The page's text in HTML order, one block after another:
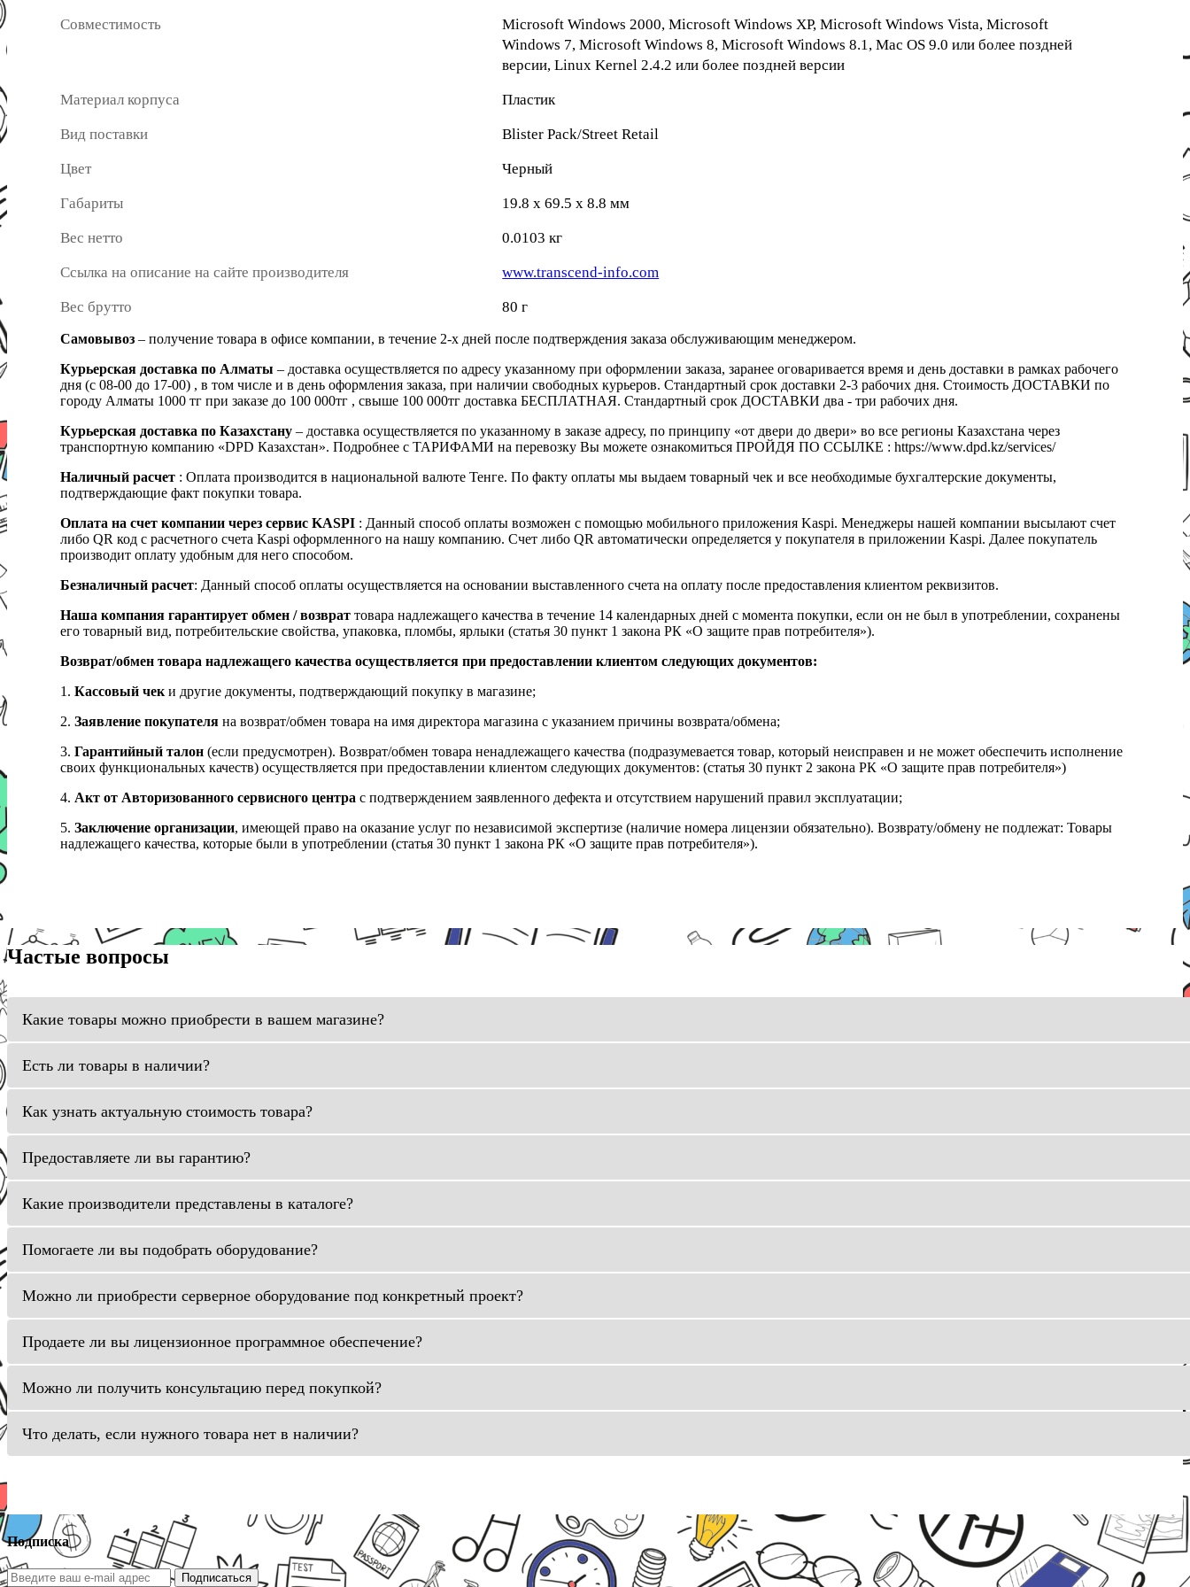
Совместимость
Microsoft Windows 2000, Microsoft Windows XP, Microsoft Windows Vista, Microsoft
Windows 7, Microsoft Windows 8, Microsoft Windows 8.1, Mac OS 9.0 или более поздней
версии, Linux Kernel 2.4.2 или более поздней версии
Материал корпуса Пластик
Вид поставки Blister Pack/Street Retail
Цвет Черный
Габариты 19.8 x 69.5 x 8.8 мм
Вес нетто 0.0103 кг
Ссылка на описание на сайте производителя www.transcend-info.com
Вес брутто 80 г
Самовывоз – получение товара в офисе компании, в течение 2-х дней после подтверждения заказа обслуживающим менеджером.
Курьерская доставка по Алматы – доставка осуществляется по адресу указанному при оформлении заказа, заранее оговаривается время и день доставки в рамках рабочего
дня (с 08-00 до 17-00) , в том числе и в день оформления заказа, при наличии свободных курьеров. Стандартный срок доставки 2-3 рабочих дня. Стоимость ДОСТАВКИ по
городу Алматы 1000 тг при заказе до 100 000тг , свыше 100 000тг доставка БЕСПЛАТНАЯ. Стандартный срок ДОСТАВКИ два - три рабочих дня.
Курьерская доставка по Казахстану – доставка осуществляется по указанному в заказе адресу, по принципу «от двери до двери» во все регионы Казахстана через
транспортную компанию «DPD Казахстан». Подробнее с ТАРИФАМИ на перевозку Вы можете ознакомиться ПРОЙДЯ ПО ССЫЛКЕ : https://www.dpd.kz/services/
Наличный расчет : Оплата производится в национальной валюте Тенге. По факту оплаты мы выдаем товарный чек и все необходимые бухгалтерские документы,
подтверждающие факт покупки товара.
Оплата на счет компании через сервис KASPI : Данный способ оплаты возможен с помощью мобильного приложения Kaspi. Менеджеры нашей компании высылают счет
либо QR код с расчетного счета Kaspi оформленного на нашу компанию. Счет либо QR автоматически определяется у покупателя в приложении Kaspi. Далее покупатель
производит оплату удобным для него способом.
Безналичный расчет: Данный способ оплаты осуществляется на основании выставленного счета на оплату после предоставления клиентом реквизитов.
Наша компания гарантирует обмен / возврат товара надлежащего качества в течение 14 календарных дней с момента покупки, если он не был в употреблении, сохранены
его товарный вид, потребительские свойства, упаковка, пломбы, ярлыки (статья 30 пункт 1 закона РК «О защите прав потребителя»).
Возврат/обмен товара надлежащего качества осуществляется при предоставлении клиентом следующих документов:
1. Кассовый чек и другие документы, подтверждающий покупку в магазине;
2. Заявление покупателя на возврат/обмен товара на имя директора магазина с указанием причины возврата/обмена;
3. Гарантийный талон (если предусмотрен). Возврат/обмен товара ненадлежащего качества (подразумевается товар, который неисправен и не может обеспечить исполнение
своих функциональных качеств) осуществляется при предоставлении клиентом следующих документов: (статья 30 пункт 2 закона РК «О защите прав потребителя»)
4. Акт от Авторизованного сервисного центра с подтверждением заявленного дефекта и отсутствием нарушений правил эксплуатации;
5. Заключение организации, имеющей право на оказание услуг по независимой экспертизе (наличие номера лицензии обязательно). Возврату/обмену не подлежат: Товары
надлежащего качества, которые были в употреблении (статья 30 пункт 1 закона РК «О защите прав потребителя»).
Частые вопросы
Какие товары можно приобрести в вашем магазине?
Есть ли товары в наличии?
Как узнать актуальную стоимость товара?
Предоставляете ли вы гарантию?
Какие производители представлены в каталоге?
Помогаете ли вы подобрать оборудование?
Можно ли приобрести серверное оборудование под конкретный проект?
Продаете ли вы лицензионное программное обеспечение?
Можно ли получить консультацию перед покупкой?
Что делать, если нужного товара нет в наличии?
Подписка
Подписаться